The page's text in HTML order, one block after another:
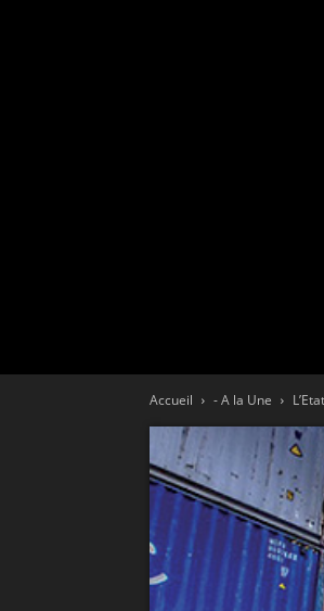
Accueil - A la Une